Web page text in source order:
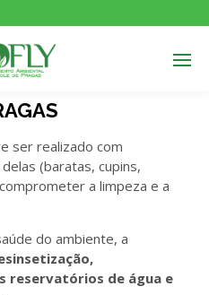
ser realizado com
(baratas, cupins,
a limpeza e a
do ambiente, a
reservatórios de água e